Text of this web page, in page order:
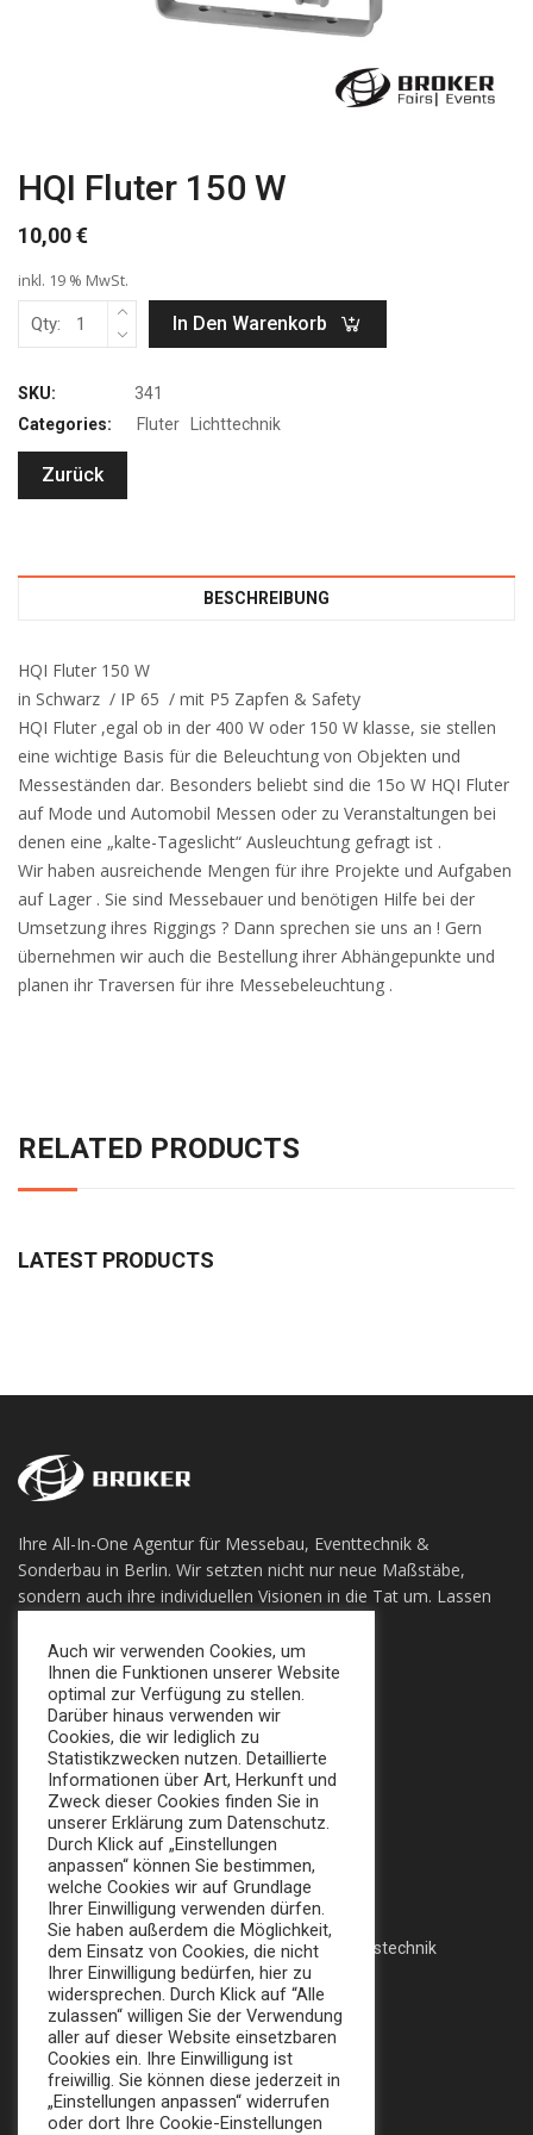
HQI Fluter 150 W
10,00€
inkl. 19 % MwSt.
Qty: In Den Warenkorb
SKU:
341
Categories:
Fluter Lichttechnik
Zurück
BESCHREIBUNG
HQI Fluter 150 W
in Schwarz / IP 65 / mit P5 Zapfen & Safety
HQI Fluter ,egal ob in der 400 W oder 150 W klasse, sie stellen
eine wichtige Basis für die Beleuchtung von Objekten und
Messeständen dar. Besonders beliebt sind die 15o W HQI Fluter
auf Mode und Automobil Messen oder zu Veranstaltungen bei
denen eine „kalte-Tageslicht“ Ausleuchtung gefragt ist .
Wir haben ausreichende Mengen für ihre Projekte und Aufgaben
auf Lager . Sie sind Messebauer und benötigen Hilfe bei der
Umsetzung ihres Riggings ? Dann sprechen sie uns an ! Gern
übernehmen wir auch die Bestellung ihrer Abhängepunkte und
planen ihr Traversen für ihre Messebeleuchtung .
RELATED PRODUCTS
LATEST PRODUCTS
Ihre All-In-One Agentur für Messebau, Eventtechnik &
Sonderbau in Berlin. Wir setzten nicht nur neue Maßstäbe,
sondern auch ihre individuellen Visionen in die Tat um. Lassen
+49 (0) 30 924 0 95 97
Apollofalterallee 98, 12683 Berlin
info@broker-gmbh.de
INFORMATIONEN
Impressum
Datenschutz
AGB
MENÜ
Home
Messe
Veranstaltungstechnik
Katalog
FOLLOW US:
Auch wir verwenden Cookies, um
Ihnen die Funktionen unserer Website
optimal zur Verfügung zu stellen.
Darüber hinaus verwenden wir
Cookies, die wir lediglich zu
Statistikzwecken nutzen. Detaillierte
Informationen über Art, Herkunft und
Zweck dieser Cookies finden Sie in
unserer Erklärung zum Datenschutz.
Durch Klick auf „Einstellungen
anpassen“ können Sie bestimmen,
welche Cookies wir auf Grundlage
Ihrer Einwilligung verwenden dürfen.
Sie haben außerdem die Möglichkeit,
dem Einsatz von Cookies, die nicht
Ihrer Einwilligung bedürfen, hier zu
widersprechen. Durch Klick auf “Alle
zulassen“ willigen Sie der Verwendung
aller auf dieser Website einsetzbaren
Cookies ein. Ihre Einwilligung ist
freiwillig. Sie können diese jederzeit in
„Einstellungen anpassen“ widerrufen
oder dort Ihre Cookie-Einstellungen